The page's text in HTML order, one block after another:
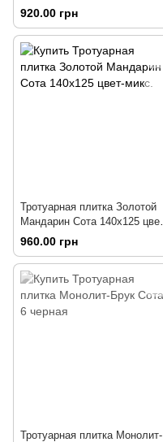
белая
920.00 грн
Тротуарная плитка Золотой
Мандарин Сота 140х125 цвет-
микс.
960.00 грн
Тротуарная плитка Монолит-